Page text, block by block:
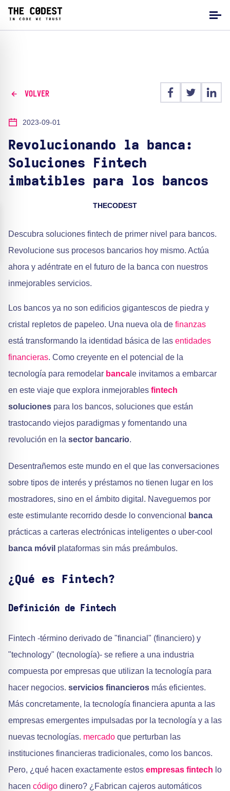
VOLVER
2023-09-01
Revolucionando la banca:
Soluciones Fintech
imbatibles para los bancos
THECODEST
Descubra soluciones fintech de primer nivel para bancos.
Revolucione sus procesos bancarios hoy mismo. Actúa
ahora y adéntrate en el futuro de la banca con nuestros
inmejorables servicios.
Los bancos ya no son edificios gigantescos de piedra y
cristal repletos de papeleo. Una nueva ola de finanzas
está transformando la identidad básica de las entidades
financieras. Como creyente en el potencial de la
tecnología para remodelar banca le invitamos a embarcar
en este viaje que explora inmejorables fintech
soluciones para los bancos, soluciones que están
trastocando viejos paradigmas y fomentando una
revolución en la sector bancario.
Desentrañemos este mundo en el que las conversaciones
sobre tipos de interés y préstamos no tienen lugar en los
mostradores, sino en el ámbito digital. Naveguemos por
este estimulante recorrido desde lo convencional
banca
prácticas a carteras electrónicas inteligentes o uber-cool
banca móvil plataformas sin más preámbulos.
¿Qué es Fintech?
Definición de Fintech
Fintech -término derivado de "financial" (financiero) y
"technology" (tecnología)- se refiere a una industria
compuesta por empresas que utilizan la tecnología para
hacer negocios. servicios financieros más eficientes.
Más concretamente, la tecnología financiera apunta a las
empresas emergentes impulsadas por la tecnología y a las
nuevas tecnologías. mercado que perturban las
instituciones financieras tradicionales, como los bancos.
Pero, ¿qué hacen exactamente estos empresas fintech lo
hacen código dinero? ¿Fabrican cajeros automáticos